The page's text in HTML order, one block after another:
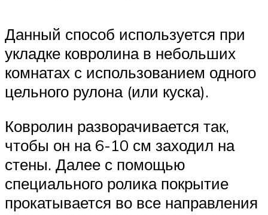
Данный способ используется при
укладке ковролина в небольших
комнатах с использованием одного
цельного рулона (или куска).
Ковролин разворачивается так,
чтобы он на 6-10 см заходил на
стены. Далее с помощью
специального ролика покрытие
прокатывается во все направления